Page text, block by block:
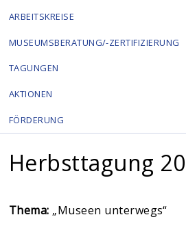
ARBEITSKREISE
MUSEUMSBERATUNG/-ZERTIFIZIERUNG
TAGUNGEN
AKTIONEN
FÖRDERUNG
Herbsttagung
Thema: „Museen unterwegs“